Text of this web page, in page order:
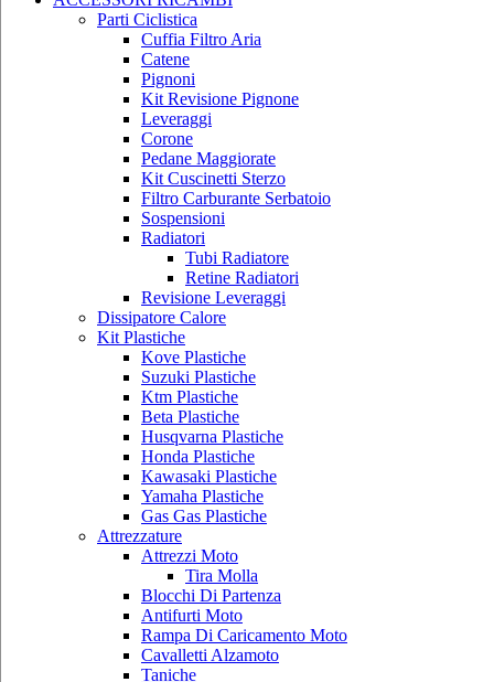
Parti Ciclistica
Cuffia Filtro Aria
Catene
Pignoni
Kit Revisione Pignone
Leveraggi
Corone
Pedane Maggiorate
Kit Cuscinetti Sterzo
Filtro Carburante Serbatoio
Sospensioni
Radiatori
Tubi Radiatore
Retine Radiatori
Revisione Leveraggi
Dissipatore Calore
Kit Plastiche
Kove Plastiche
Suzuki Plastiche
Ktm Plastiche
Beta Plastiche
Husqvarna Plastiche
Honda Plastiche
Kawasaki Plastiche
Yamaha Plastiche
Gas Gas Plastiche
Attrezzature
Attrezzi Moto
Tira Molla
Blocchi Di Partenza
Antifurti Moto
Rampa Di Caricamento Moto
Cavalletti Alzamoto
Taniche